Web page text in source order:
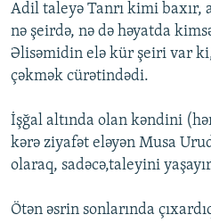
Adil taleyə Tanrı kimi baxır,
nə şeirdə, nə də həyatda
Əlisəmidin elə kür şeiri var
çəkmək cürətindədi.
İşğal altında olan kəndini
kərə ziyafət eləyən Musa
olaraq, sadəcə,taleyini
Ötən əsrin sonlarında